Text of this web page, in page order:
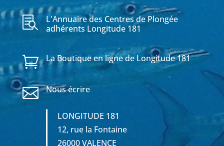

L'Annuaire des Centres de Plongée
adhérents Longitude 181
 La Boutique en ligne de Longitude 181
 Nous écrire
LONGITUDE 181
12, rue la Fontaine
26000 VALENCE